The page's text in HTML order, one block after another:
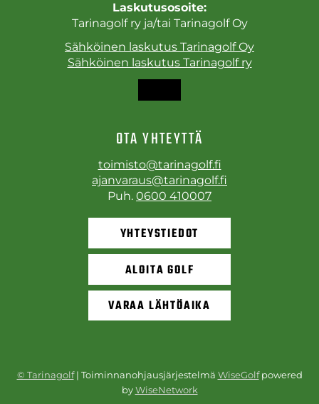
Laskutusosoite:
Tarinagolf ry ja/tai Tarinagolf Oy
Sähköinen laskutus Tarinagolf Oy
Sähköinen laskutus Tarinagolf ry
OTA YHTEYTTÄ
toimisto@tarinagolf.fi
ajanvaraus@tarinagolf.fi
Puh. 0600 410007
YHTEYSTIEDOT
ALOITA GOLF
VARAA LÄHTÖAIKA
© Tarinagolf| Toiminnanohjausjärjestelmä WiseGolfpowered
byWiseNetwork